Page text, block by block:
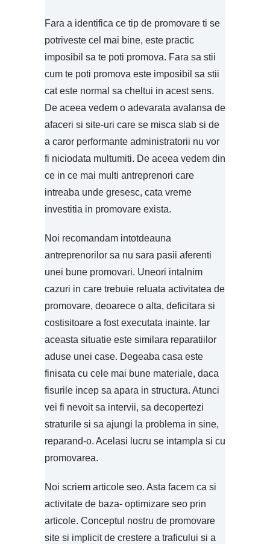
Fara a identifica ce tip de promovare ti se
potriveste cel mai bine, este practic
imposibil sa te poti promova. Fara sa stii
cum te poti promova este imposibil sa stii
cat este normal sa cheltui in acest sens.
De aceea vedem o adevarata avalansa de
afaceri si site-uri care se misca slab si de
a caror performante administratorii nu vor
fi niciodata multumiti. De aceea vedem din
ce in ce mai multi antreprenori care
intreaba unde gresesc, cata vreme
investitia in promovare exista.
Noi recomandam intotdeauna
antreprenorilor sa nu sara pasii aferenti
unei bune promovari. Uneori intalnim
cazuri in care trebuie reluata activitatea de
promovare, deoarece o alta, deficitara si
costisitoare a fost executata inainte. Iar
aceasta situatie este similara reparatiilor
aduse unei case. Degeaba casa este
finisata cu cele mai bune materiale, daca
fisurile incep sa apara in structura. Atunci
vei fi nevoit sa intervii, sa decopertezi
straturile si sa ajungi la problema in sine,
reparand-o. Acelasi lucru se intampla si cu
promovarea.
Noi scriem articole seo. Asta facem ca si
activitate de baza- optimizare seo prin
articole. Conceptul nostru de promovare
site si implicit de crestere a traficului si a